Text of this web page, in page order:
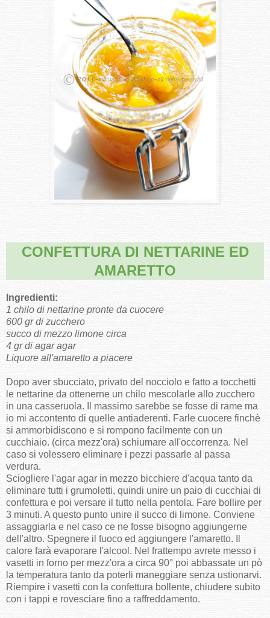
CONFETTURA DI NETTARINE ED
AMARETTO
Ingredienti:
1 chilo di nettarine pronte da cuocere
600 gr di zucchero
succo di mezzo limone circa
4 gr di agar agar
Liquore all'amaretto a piacere
Dopo aver sbucciato, privato del nocciolo e fatto a tocchetti
le nettarine da ottenerne un chilo mescolarle allo zucchero
in una casseruola. Il massimo sarebbe se fosse di rame ma
io mi accontento di quelle antiaderenti. Farle cuocere finchè
si ammorbidiscono e si rompono facilmente con un
cucchiaio. (circa mezz'ora) schiumare all'occorrenza. Nel
caso si volessero eliminare i pezzi passarle al passa
verdura.
Sciogliere l'agar agar in mezzo bicchiere d'acqua tanto da
eliminare tutti i grumoletti, quindi unire un paio di cucchiai di
confettura e poi versare il tutto nella pentola. Fare bollire per
3 minuti. A questo punto unire il succo di limone. Conviene
assaggiarla e nel caso ce ne fosse bisogno aggiungerne
dell'altro. Spegnere il fuoco ed aggiungere l'amaretto. Il
calore farà evaporare l'alcool. Nel frattempo avrete messo i
vasetti in forno per mezz'ora a circa 90° poi abbassate un pò
la temperatura tanto da poterli maneggiare senza ustionarvi.
Riempire i vasetti con la confettura bollente, chiudere subito
con i tappi e rovesciare fino a raffreddamento.